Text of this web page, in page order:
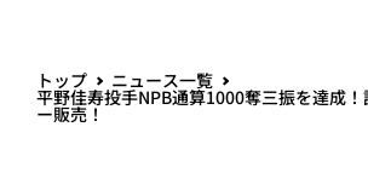
トップ ニュース一覧
平野佳寿投手NPB通算1000奪三振を達成！
ー販売！